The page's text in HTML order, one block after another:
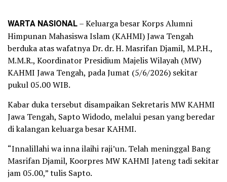
WARTA NASIONAL– Keluarga besar Korps Alumni
Himpunan Mahasiswa Islam (KAHMI) Jawa Tengah
berduka atas wafatnya Dr. dr. H. Masrifan Djamil, M.P.H.,
M.M.R., Koordinator Presidium Majelis Wilayah (MW)
KAHMI Jawa Tengah, pada Jumat (5/6/2026) sekitar
pukul 05.00 WIB.
Kabar duka tersebut disampaikan Sekretaris MW KAHMI
Jawa Tengah, Sapto Widodo, melalui pesan yang beredar
di kalangan keluarga besar KAHMI.
“Innalillahi wa inna ilaihi raji’un. Telah meninggal Bang
Masrifan Djamil, Koorpres MW KAHMI Jateng tadi sekitar
jam 05.00,” tulis Sapto.